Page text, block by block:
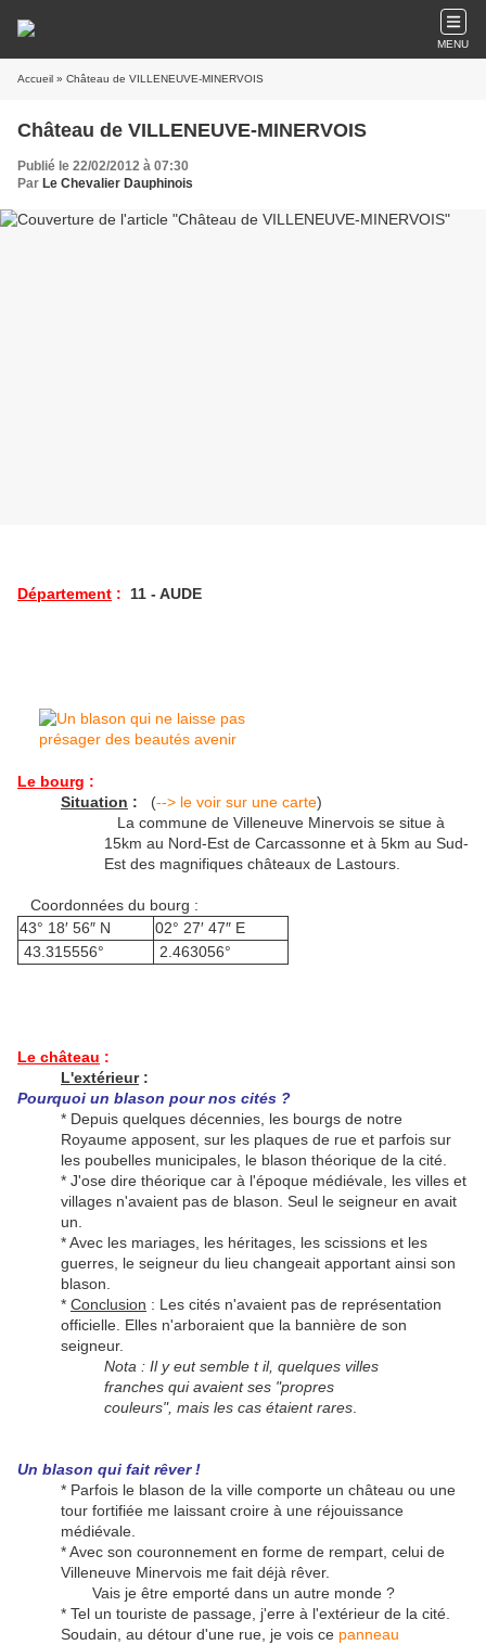
MENU
Accueil » Château de VILLENEUVE-MINERVOIS
Château de VILLENEUVE-MINERVOIS
Publié le 22/02/2012 à 07:30
Par Le Chevalier Dauphinois
Département : 11 - AUDE
Le bourg :
Situation : (--> le voir sur une carte)
La commune de Villeneuve Minervois se situe à
15km au Nord-Est de Carcassonne et à 5km au Sud-
Est des magnifiques châteaux de Lastours.
Coordonnées du bourg :
43° 18′ 56″ N
02° 27′ 47″ E
43.315556°
2.463056°
Le château :
L'extérieur:
Pourquoi un blason pour nos cités ?
* Depuis quelques décennies, les bourgs de notre
Royaume apposent, sur les plaques de rue et parfois sur
les poubelles municipales, le blason théorique de la cité.
* J'ose dire théorique car à l'époque médiévale, les villes et
villages n'avaient pas de blason. Seul le seigneur en avait
un.
* Avec les mariages, les héritages, les scissions et les
guerres, le seigneur du lieu changeait apportant ainsi son
blason.
* Conclusion : Les cités n'avaient pas de représentation
officielle. Elles n'arboraient que la bannière de son
seigneur.
Nota : Il y eut semble t il, quelques villes
franches qui avaient ses "propres
couleurs", mais les cas étaient rares
Un blason qui fait rêver !
* Parfois le blason de la ville comporte un château ou une
tour fortifiée me laissant croire à une réjouissance
médiévale.
* Avec son couronnement en forme de rempart, celui de
Villeneuve Minervois me fait déjà rêver.
Vais je être emporté dans un autre monde ?
* Tel un touriste de passage, j'erre à l'extérieur de la cité.
Soudain, au détour d'une rue, je vois ce panneau